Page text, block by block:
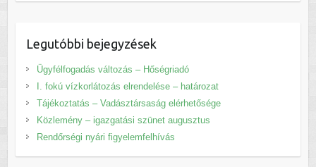
Legutóbbi bejegyzések
Ügyfélfogadás változás – Hőségriadó
I. fokú vízkorlátozás elrendelése – határozat
Tájékoztatás – Vadásztársaság elérhetősége
Közlemény – igazgatási szünet augusztus
Rendőrségi nyári figyelemfelhívás